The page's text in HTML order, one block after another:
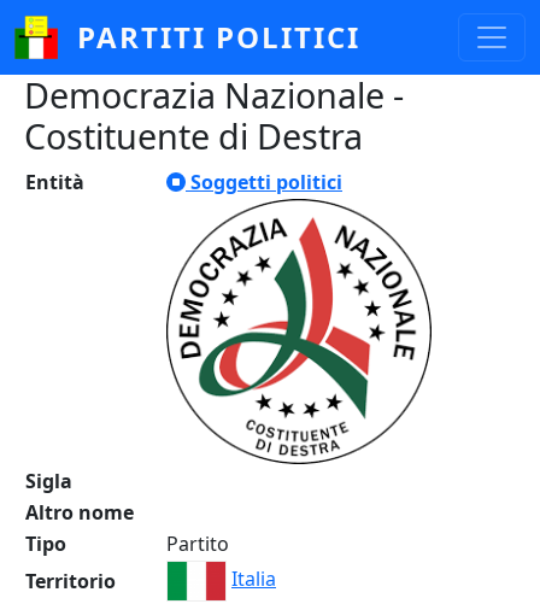
Salta al contenuto principale
PARTITI POLITICI
Democrazia Nazionale -
Costituente di Destra
Entità Soggetti politici
Sigla
Altro nome
Tipo
Partito
Territorio
Italia